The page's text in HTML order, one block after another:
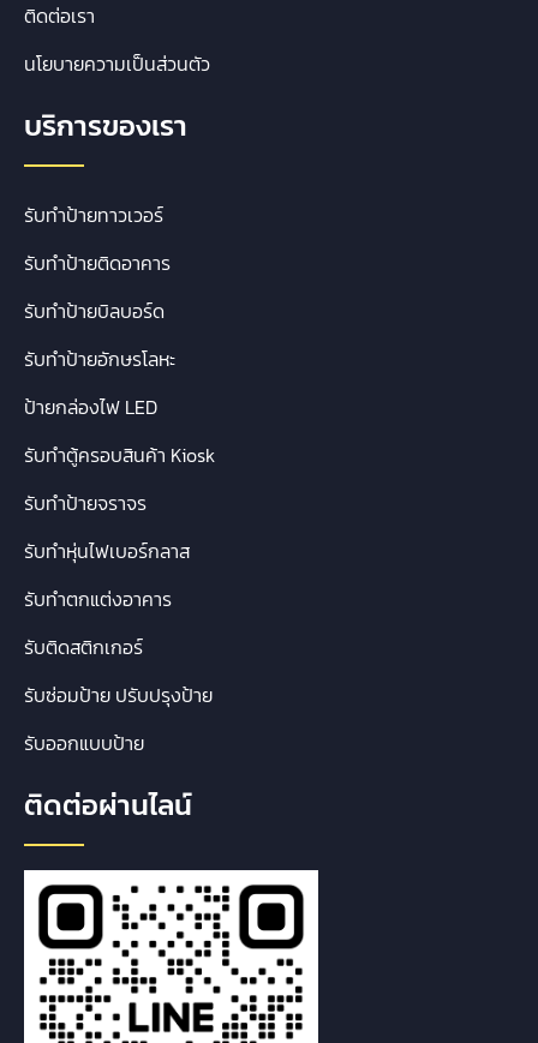
ติดต่อเรา
นโยบายความเป็นส่วนตัว
บริการของเรา
รับทำป้ายทาวเวอร์
รับทำป้ายติดอาคาร
รับทำป้ายบิลบอร์ด
รับทำป้ายอักษรโลหะ
ป้ายกล่องไฟ LED
รับทำตู้ครอบสินค้า Kiosk
รับทำป้ายจราจร
รับทำหุ่นไฟเบอร์กลาส
รับทำตกแต่งอาคาร
รับติดสติกเกอร์
รับซ่อมป้าย ปรับปรุงป้าย
รับออกแบบป้าย
ติดต่อผ่านไลน์